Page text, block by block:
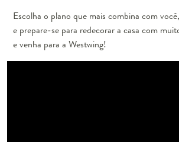
Escolha o plano que mais combina com
e prepare-se para redecorar a casa com
e venha para a Westwing!